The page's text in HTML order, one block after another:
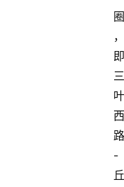
圈
，
即
三
叶
西
路
-
丘